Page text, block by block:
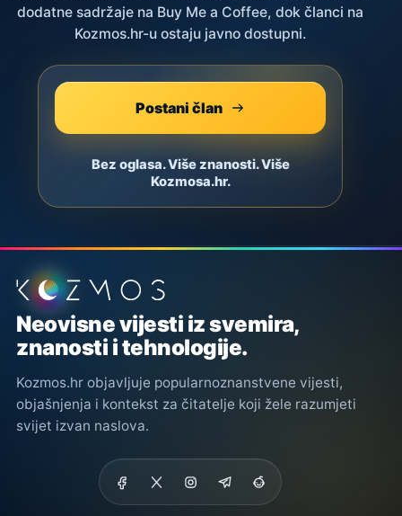
dodatne sadržaje na Buy Me a Coffee, dok članci na
Kozmos.hr-u ostaju javno dostupni.
Postani član
Bez oglasa. Više znanosti. Više
Kozmosa.hr.
Podnožje stranice
Neovisne vijesti iz svemira,
znanosti i tehnologije.
Kozmos.hr objavljuje popularnoznanstvene vijesti,
objašnjenja i kontekst za čitatelje koji žele razumjeti
svijet izvan naslova.